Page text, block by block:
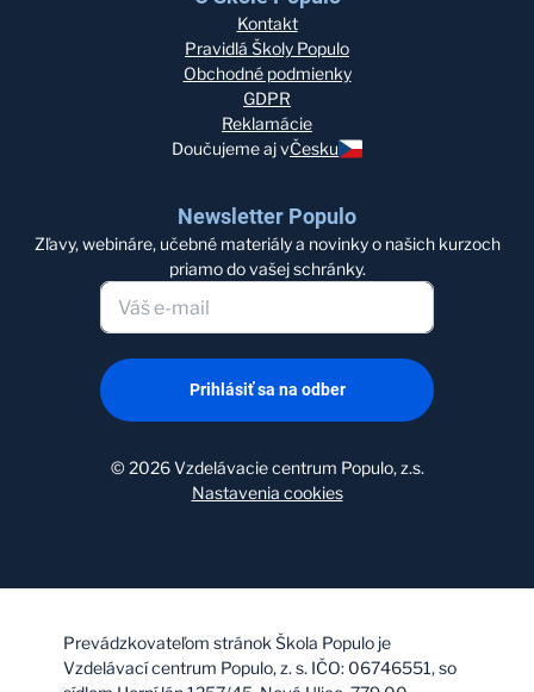
Kontakt
Pravidlá Školy Populo
Obchodné podmienky
GDPR
Reklamácie
Doučujeme aj vČesku
Newsletter Populo
Zľavy, webináre, učebné materiály a novinky o našich kurzoch
priamo do vašej schránky.
Prihlásiť sa na odber
©2026 Vzdelávacie centrum Populo, z.s.
Nastavenia cookies
Prevádzkovateľom stránok Škola Populo je
Vzdelávací centrum Populo, z. s. IČO: 06746551, so